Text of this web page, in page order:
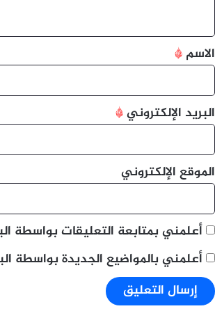
ق
*
الاسم *
البريد الإلكتروني*
الموقع الإلكتروني
أعلمني بمتابعة التعليقات بواسطة
أعلمني بالمواضيع الجديدة بواسطة